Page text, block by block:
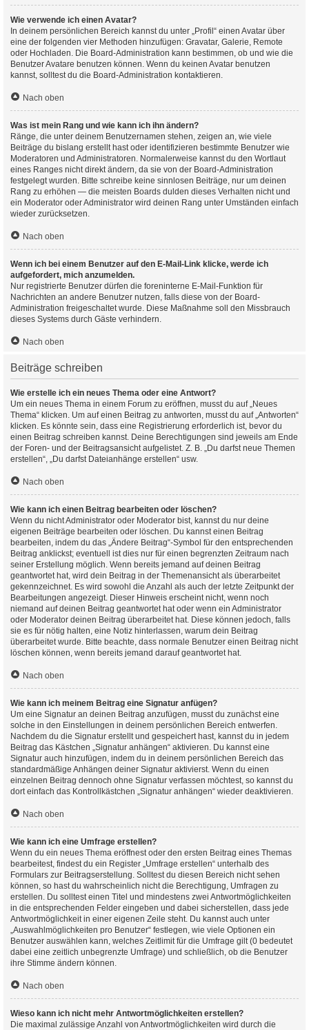
Wie verwende ich einen Avatar?
In deinem persönlichen Bereich kannst du unter „Profil“ einen Avatar über
eine der folgenden vier Methoden hinzufügen: Gravatar, Galerie, Remote
oder Hochladen. Die Board-Administration kann bestimmen, ob und wie die
Benutzer Avatare benutzen können. Wenn du keinen Avatar benutzen
kannst, solltest du die Board-Administration kontaktieren.
Nach oben
Was ist mein Rang und wie kann ich ihn ändern?
Ränge, die unter deinem Benutzernamen stehen, zeigen an, wie viele
Beiträge du bislang erstellt hast oder identifizieren bestimmte Benutzer wie
Moderatoren und Administratoren. Normalerweise kannst du den Wortlaut
eines Ranges nicht direkt ändern, da sie von der Board-Administration
festgelegt wurden. Bitte schreibe keine sinnlosen Beiträge, nur um deinen
Rang zu erhöhen — die meisten Boards dulden dieses Verhalten nicht und
ein Moderator oder Administrator wird deinen Rang unter Umständen einfach
wieder zurücksetzen.
Nach oben
Wenn ich bei einem Benutzer auf den E-Mail-Link klicke, werde ich
aufgefordert, mich anzumelden.
Nur registrierte Benutzer dürfen die foreninterne E-Mail-Funktion für
Nachrichten an andere Benutzer nutzen, falls diese von der Board-
Administration freigeschaltet wurde. Diese Maßnahme soll den Missbrauch
dieses Systems durch Gäste verhindern.
Nach oben
Beiträge schreiben
Wie erstelle ich ein neues Thema oder eine Antwort?
Um ein neues Thema in einem Forum zu eröffnen, musst du auf „Neues
Thema“ klicken. Um auf einen Beitrag zu antworten, musst du auf „Antworten“
klicken. Es könnte sein, dass eine Registrierung erforderlich ist, bevor du
einen Beitrag schreiben kannst. Deine Berechtigungen sind jeweils am Ende
der Foren- und der Beitragsansicht aufgelistet. Z. B. „Du darfst neue Themen
erstellen“, „Du darfst Dateianhänge erstellen“ usw.
Nach oben
Wie kann ich einen Beitrag bearbeiten oder löschen?
Wenn du nicht Administrator oder Moderator bist, kannst du nur deine
eigenen Beiträge bearbeiten oder löschen. Du kannst einen Beitrag
bearbeiten, indem du das „Ändere Beitrag“-Symbol für den entsprechenden
Beitrag anklickst; eventuell ist dies nur für einen begrenzten Zeitraum nach
seiner Erstellung möglich. Wenn bereits jemand auf deinen Beitrag
geantwortet hat, wird dein Beitrag in der Themenansicht als überarbeitet
gekennzeichnet. Es wird sowohl die Anzahl als auch der letzte Zeitpunkt der
Bearbeitungen angezeigt. Dieser Hinweis erscheint nicht, wenn noch
niemand auf deinen Beitrag geantwortet hat oder wenn ein Administrator
oder Moderator deinen Beitrag überarbeitet hat. Diese können jedoch, falls
sie es für nötig halten, eine Notiz hinterlassen, warum dein Beitrag
überarbeitet wurde. Bitte beachte, dass normale Benutzer einen Beitrag nicht
löschen können, wenn bereits jemand darauf geantwortet hat.
Nach oben
Wie kann ich meinem Beitrag eine Signatur anfügen?
Um eine Signatur an deinen Beitrag anzufügen, musst du zunächst eine
solche in den Einstellungen in deinem persönlichen Bereich entwerfen.
Nachdem du die Signatur erstellt und gespeichert hast, kannst du in jedem
Beitrag das Kästchen „Signatur anhängen“ aktivieren. Du kannst eine
Signatur auch hinzufügen, indem du in deinem persönlichen Bereich das
standardmäßige Anhängen deiner Signatur aktivierst. Wenn du einen
einzelnen Beitrag dennoch ohne Signatur verfassen möchtest, so kannst du
dort einfach das Kontrollkästchen „Signatur anhängen“ wieder deaktivieren.
Nach oben
Wie kann ich eine Umfrage erstellen?
Wenn du ein neues Thema eröffnest oder den ersten Beitrag eines Themas
bearbeitest, findest du ein Register „Umfrage erstellen“ unterhalb des
Formulars zur Beitragserstellung. Solltest du diesen Bereich nicht sehen
können, so hast du wahrscheinlich nicht die Berechtigung, Umfragen zu
erstellen. Du solltest einen Titel und mindestens zwei Antwortmöglichkeiten
in die entsprechenden Felder eingeben und dabei sicherstellen, dass jede
Antwortmöglichkeit in einer eigenen Zeile steht. Du kannst auch unter
„Auswahlmöglichkeiten pro Benutzer“ festlegen, wie viele Optionen ein
Benutzer auswählen kann, welches Zeitlimit für die Umfrage gilt (0 bedeutet
dabei eine zeitlich unbegrenzte Umfrage) und schließlich, ob die Benutzer
ihre Stimme ändern können.
Nach oben
Wieso kann ich nicht mehr Antwortmöglichkeiten erstellen?
Die maximal zulässige Anzahl von Antwortmöglichkeiten wird durch die